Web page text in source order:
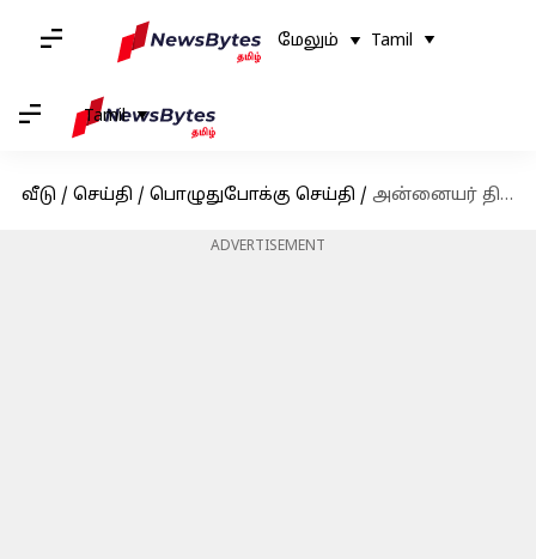
மேலும் Tamil
Tamil
வீடு / செய்தி / பொழுதுபோக்கு செய்தி / அன்னையர் தினத்தன்று குட் நியூஸ் சொன்ன நடிகை அபிராமி
ADVERTISEMENT